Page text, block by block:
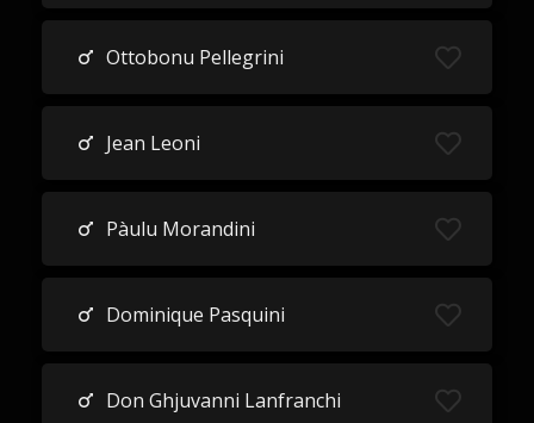
Ottobonu Pellegrini
Jean Leoni
Pàulu Morandini
Dominique Pasquini
Don Ghjuvanni Lanfranchi